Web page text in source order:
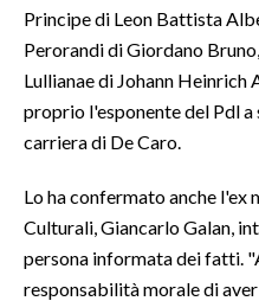
Principe di Leon Battista
Perorandi di Giordano
Lullianae di Johann Heinrich
proprio l'esponente del Pdl
carriera di De Caro.
Lo ha confermato anche l'ex
Culturali, Giancarlo Galan,
persona informata dei fatti.
responsabilità morale di